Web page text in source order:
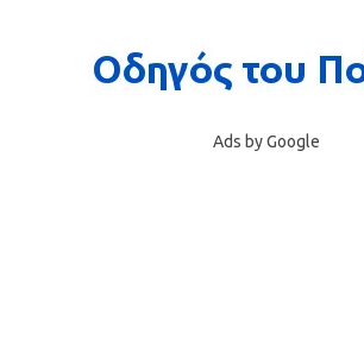
Ads by Google